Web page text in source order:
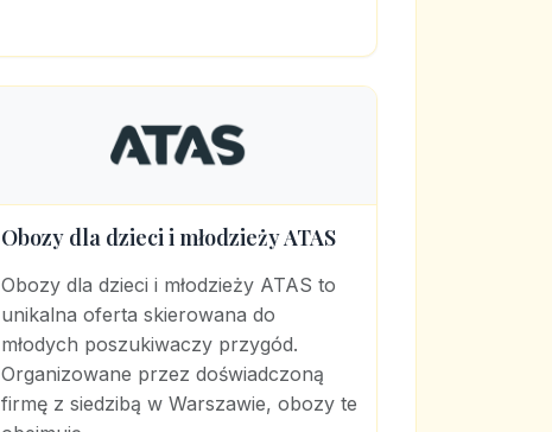
Obozy dla dzieci i młodzieży ATAS
Obozy dla dzieci i młodzieży ATAS to
unikalna oferta skierowana do
młodych poszukiwaczy przygód.
Organizowane przez doświadczoną
firmę z siedzibą w Warszawie, obozy te